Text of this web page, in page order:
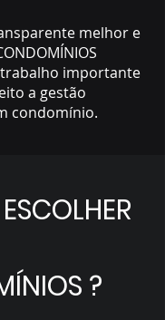
melhor e
importante
a gestão
condomínio.
?